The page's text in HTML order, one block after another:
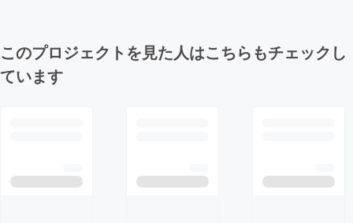
このプロジェクトを見た人はこちらもチェックし
ています